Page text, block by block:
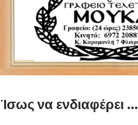
Ίσως να ενδιαφέρει ...